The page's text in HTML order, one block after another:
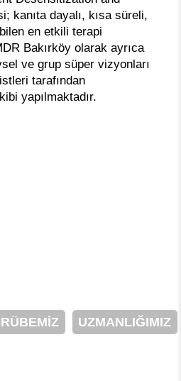
kanıta dayalı, kısa süreli,
en etkili terapi
Bakırköy olarak ayrıca
ve grup süper vizyonları
tarafından
yapılmaktadır.
UZMANLIĞIMIZ